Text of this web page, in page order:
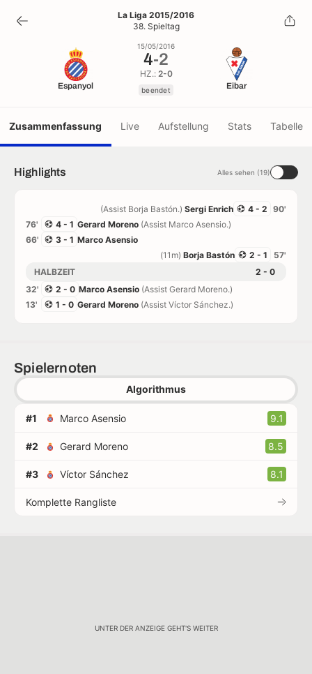
4-2
beendet
La Liga 2015/2016
38. Spieltag
Espanyol
15/05/2016
4-2
HZ.: 2-0
beendet Eibar
Zusammenfassung Live Aufstellung Stats Tabelle
Highlights Alles sehen (19)
90'
4 - 2
(Assist Borja Bastón.) Sergi Enrich
76'
4 - 1 Gerard Moreno (Assist Marco Asensio.)
66'
3 - 1 Marco Asensio
57'
2 - 1
(11m) Borja Bastón
HALBZEIT
2 - 0
32'
2 - 0 Marco Asensio (Assist Gerard Moreno.)
13'
1 - 0 Gerard Moreno (Assist Víctor Sánchez.)
Spielernoten
Algorithmus
#1 Marco Asensio 9.1
#2 Gerard Moreno 8.5
#3 Víctor Sánchez 8.1
Komplette Rangliste
UNTER DER ANZEIGE GEHT'S WEITER